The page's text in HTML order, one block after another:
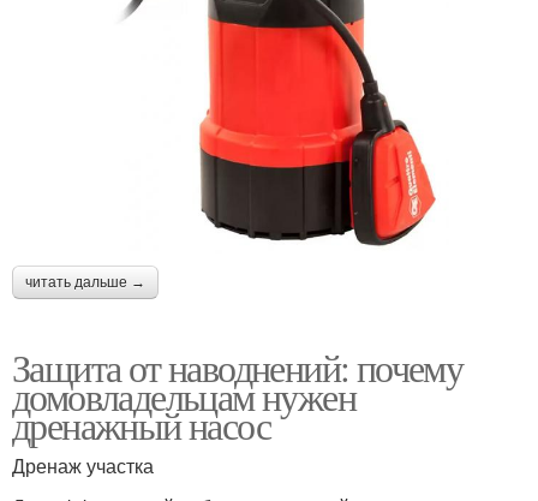
читать дальше →
Защита от наводнений: почему
домовладельцам нужен
дренажный насос
Дренаж участка